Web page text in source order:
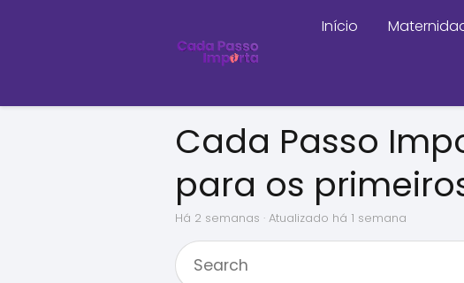
Início
Cada Passo
para os
há 2 semanas · Atualizado há 1 semana